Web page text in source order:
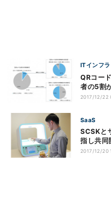
ITインフラ
QRコー
者の5割
2017/12/22
SaaS
SCSKと
指し共同
2017/12/20